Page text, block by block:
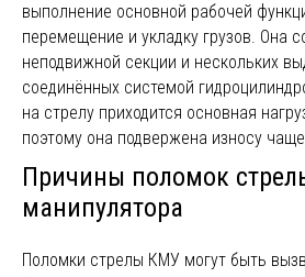
выполнение основной рабочей
перемещение и укладку грузов. Она
неподвижной секции и нескольких
соединённых системой
на стрелу приходится основная
поэтому она подвержена износу
Причины поломок
манипулятора
Поломки стрелы КМУ могут быть